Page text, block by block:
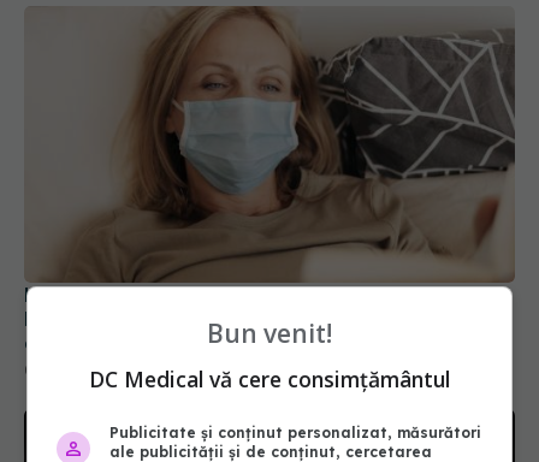
Long-COVID lovește femeile mai mult decât
bărbații. Efectul secundar care apare la femeile
de peste 40 de ani
06 feb 2025, 21:25
Bun venit!
DC Medical vă cere consimțământul
Publicitate și conținut personalizat, măsurători
ale publicității și de conținut, cercetarea